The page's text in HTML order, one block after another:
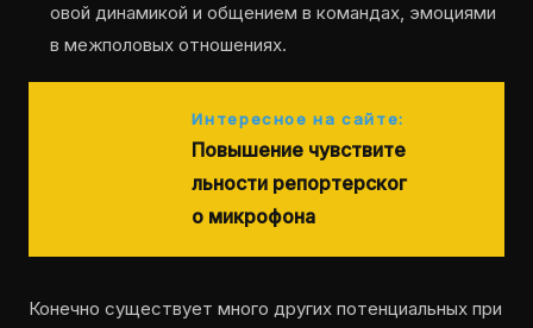
овой динамикой и общением в командах, эмоциями
в межполовых отношениях.
Интересное на сайте:
Повышение чувствите
льности репортерског
о микрофона
Конечно существует много других потенциальных при